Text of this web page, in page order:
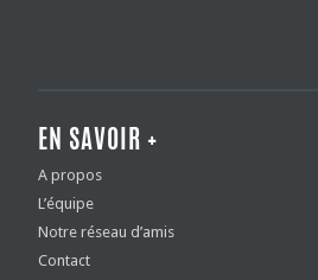
EN SAVOIR +
A propos
L’équipe
Notre réseau d’amis
Contact